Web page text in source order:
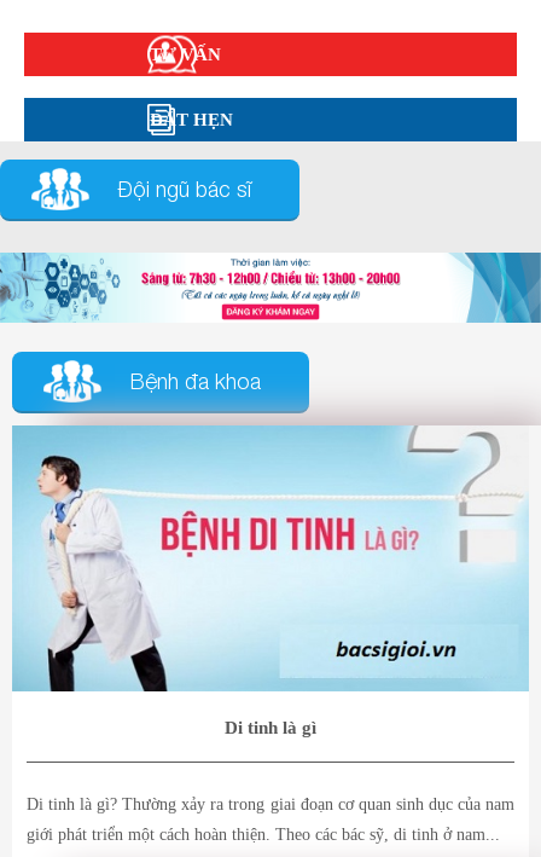
TƯ VẤN
ĐẶT HẸN
Đội ngũ bác sĩ
Bệnh đa khoa
Di tinh là gì
Di tinh là gì? Thường xảy ra trong giai đoạn cơ quan sinh dục của nam
giới phát triển một cách hoàn thiện. Theo các bác sỹ, di tinh ở nam...